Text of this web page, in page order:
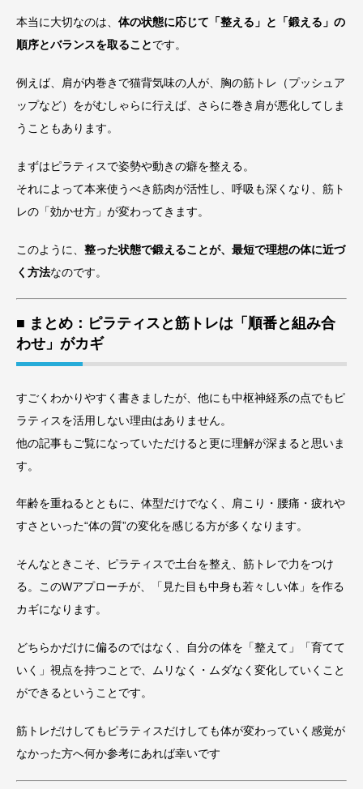
本当に大切なのは、 体の状態に応じて「整える」と「鍛える」の
順序とバランスを取ることです。
例えば、肩が内巻きで猫背気味の人が、胸の筋トレ（プッシュア
ップなど）をがむしゃらに行えば、さらに巻き肩が悪化してしま
うこともあります。
まずはピラティスで姿勢や動きの癖を整える。
それによって本来使うべき筋肉が活性し、呼吸も深くなり、筋ト
レの「効かせ方」が変わってきます。
このように、 整った状態で鍛えることが、最短で理想の体に近づ
く方法なのです。
■ まとめ：ピラティスと筋トレは「順番と組み合
わせ」がカギ
すごくわかりやすく書きましたが、他にも中枢神経系の点でもピ
ラティスを活用しない理由はありません。
他の記事もご覧になっていただけると更に理解が深まると思いま
す。
年齢を重ねるとともに、体型だけでなく、肩こり・腰痛・疲れや
すさといった“体の質”の変化を感じる方が多くなります。
そんなときこそ、ピラティスで土台を整え、筋トレで力をつけ
る。このWアプローチが、「見た目も中身も若々しい体」を作る
カギになります。
どちらかだけに偏るのではなく、自分の体を「整えて」「育てて
いく」視点を持つことで、ムリなく・ムダなく変化していくこと
ができるということです。
筋トレだけしてもピラティスだけしても体が変わっていく感覚が
なかった方へ何か参考にあれば幸いです